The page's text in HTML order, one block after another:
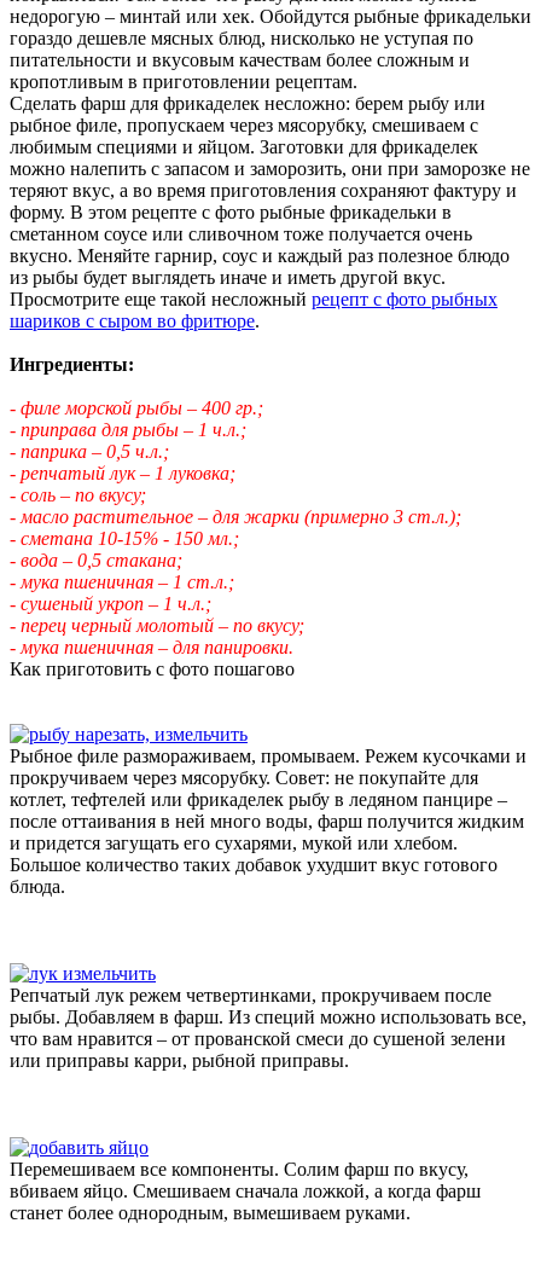
недорогую – минтай или хек. Обойдутся рыбные фрикадельки
гораздо дешевле мясных блюд, нисколько не уступая по
питательности и вкусовым качествам более сложным и
кропотливым в приготовлении рецептам.
Сделать фарш для фрикаделек несложно: берем рыбу или
рыбное филе, пропускаем через мясорубку, смешиваем с
любимым специями и яйцом. Заготовки для фрикаделек
можно налепить с запасом и заморозить, они при заморозке не
теряют вкус, а во время приготовления сохраняют фактуру и
форму. В этом рецепте с фото рыбные фрикадельки в
сметанном соусе или сливочном тоже получается очень
вкусно. Меняйте гарнир, соус и каждый раз полезное блюдо
из рыбы будет выглядеть иначе и иметь другой вкус.
Просмотрите еще такой несложный рецепт с фото рыбных
шариков с сыром во фритюре.
Ингредиенты:
- филе морской рыбы – 400 гр.;
- приправа для рыбы – 1 ч.л.;
- паприка – 0,5 ч.л.;
- репчатый лук – 1 луковка;
- соль – по вкусу;
- масло растительное – для жарки (примерно 3 ст.л.);
- сметана 10-15% - 150 мл.;
- вода – 0,5 стакана;
- мука пшеничная – 1 ст.л.;
- сушеный укроп – 1 ч.л.;
- перец черный молотый – по вкусу;
- мука пшеничная – для панировки.
Как приготовить с фото пошагово
Рыбное филе размораживаем, промываем. Режем кусочками и
прокручиваем через мясорубку. Совет: не покупайте для
котлет, тефтелей или фрикаделек рыбу в ледяном панцире –
после оттаивания в ней много воды, фарш получится жидким
и придется загущать его сухарями, мукой или хлебом.
Большое количество таких добавок ухудшит вкус готового
блюда.
Репчатый лук режем четвертинками, прокручиваем после
рыбы. Добавляем в фарш. Из специй можно использовать все,
что вам нравится – от прованской смеси до сушеной зелени
или приправы карри, рыбной приправы.
Перемешиваем все компоненты. Солим фарш по вкусу,
вбиваем яйцо. Смешиваем сначала ложкой, а когда фарш
станет более однородным, вымешиваем руками.